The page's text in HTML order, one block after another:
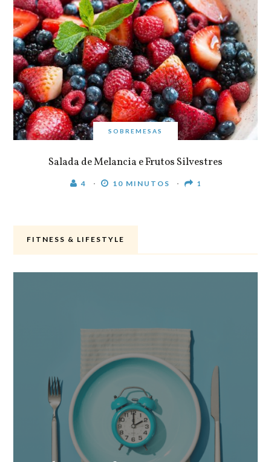
SOBREMESAS
Salada de Melancia e Frutos Silvestres
4 10 MINUTOS 1
FITNESS & LIFESTYLE